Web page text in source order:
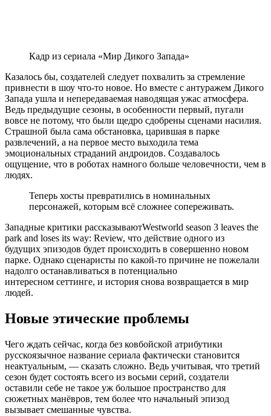
Кадр из сериала «Мир Дикого Запада»
Казалось бы, создателей следует похвалить за стремление
привнести в шоу что-то новое. Но вместе с антуражем Дикого
Запада ушла и непередаваемая наводящая ужас атмосфера.
Ведь предыдущие сезоны, в особенности первый, пугали
вовсе не потому, что были щедро сдобрены сценами насилия.
Страшной была сама обстановка, царившая в парке
развлечений, а на первое место выходила тема
эмоциональных страданий андроидов. Создавалось
ощущение, что в роботах намного больше человечности, чем в
людях.
Теперь хосты превратились в номинальных
персонажей, которым всё сложнее сопереживать.
Западные критики рассказываютWestworld season 3 leaves the
park and loses its way: Review, что действие одного из
будущих эпизодов будет происходить в совершенно новом
парке. Однако сценаристы по какой-то причине не пожелали
надолго останавливаться в потенциально
интересном сеттинге, и история снова возвращается в мир
людей.
Новые этические проблемы
Чего ждать сейчас, когда без ковбойской атрибутики
русскоязычное название сериала фактически становится
неактуальным, — сказать сложно. Ведь учитывая, что третий
сезон будет состоять всего из восьми серий, создатели
оставили себе не такое уж большое пространство для
сюжетных манёвров, тем более что начальный эпизод
вызывает смешанные чувства.